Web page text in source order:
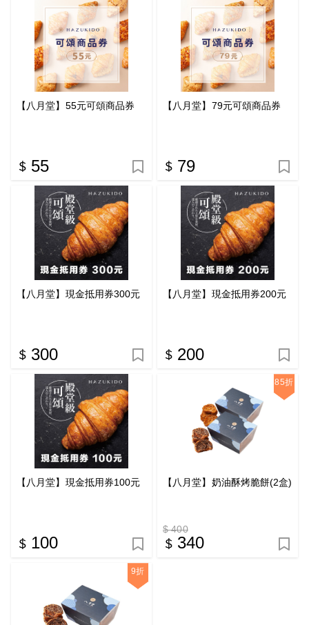
【八月堂】55元可頌商品券
55
【八月堂】79元可頌商品券
79
【八月堂】現金抵用券300元
300
【八月堂】現金抵用券200元
200
【八月堂】現金抵用券100元
100
85折
【八月堂】奶油酥烤脆餅(2盒)
$ 400
340
9折